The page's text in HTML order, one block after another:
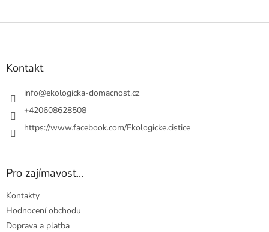
Z
Kontakt
info@ekologicka-domacnost.cz
+420608628508
https://www.facebook.com/Ekologicke.cistice
Pro zajímavost...
Kontakty
Hodnocení obchodu
Doprava a platba